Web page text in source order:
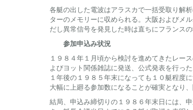
各艇の出した電波はアラスカで一括受取り解
ターのメモリーに収められる。大阪およびメ
だし異常信号を発見した時は直ちにフランス
参加申込み状況
１９８４年１月頃から検討を進めてきたレー
よびヨット関係雑誌に発送、公式発表を行っ
１年後の１９８５年末になっても１０艇程度
大幅に上廻る参加数になることが確実となり
結局、申込み締切りの１９８６年末日には、